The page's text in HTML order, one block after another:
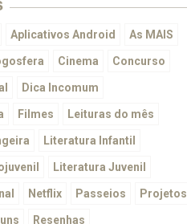
Aplicativos Android As MAIS
Cinema Concurso
Dica Incomum
Filmes Leituras do mês
Literatura Infantil
Literatura Juvenil
Netflix Passeios Projetos
Resenhas